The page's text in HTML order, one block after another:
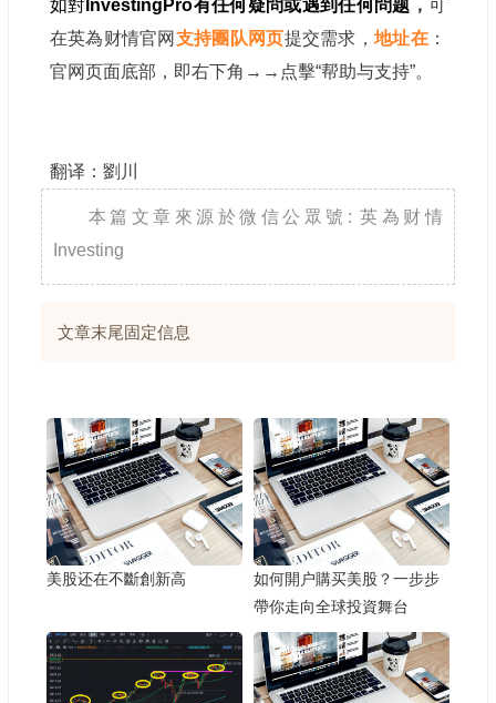
如對 InvestingPro有任何疑問或遇到任何問题 ， 可
在英為财情官网 支持團队网页提交需求，地址在：
官网页面底部，即右下角→→点擊“帮助与支持”。
翻译：劉川
本篇文章來源於微信公眾號: 英為财情
Investing
文章末尾固定信息
美股还在不斷創新高
如何開户購买美股？一步步
帶你走向全球投資舞台